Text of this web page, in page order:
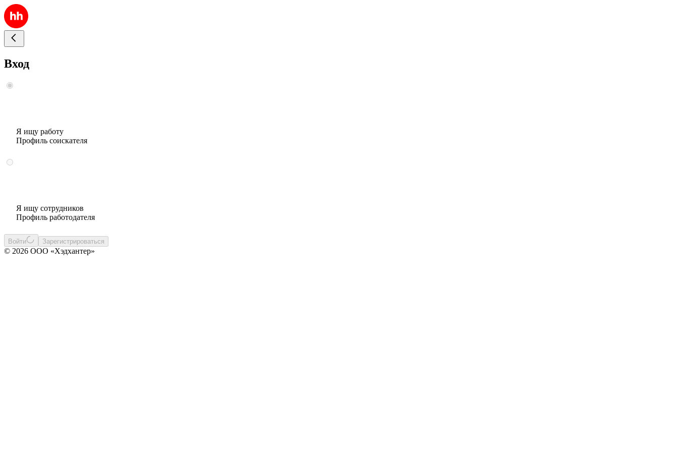
Вход
Я ищу работу
Профиль соискателя
Я ищу сотрудников
Профиль работодателя
Войти Зарегистрироваться
© 2026 ООО «Хэдхантер»